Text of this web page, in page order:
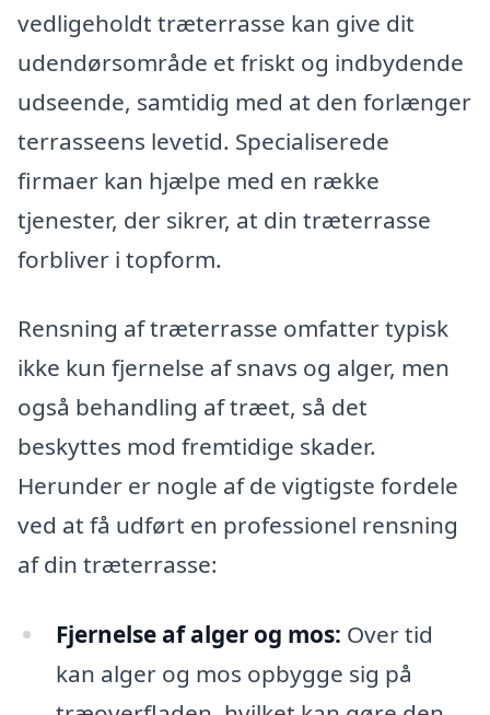
vedligeholdt træterrasse kan give dit
udendørsområde et friskt og indbydende
udseende, samtidig med at den forlænger
terrasseens levetid. Specialiserede
firmaer kan hjælpe med en række
tjenester, der sikrer, at din træterrasse
forbliver i topform.
Rensning af træterrasse omfatter typisk
ikke kun fjernelse af snavs og alger, men
også behandling af træet, så det
beskyttes mod fremtidige skader.
Herunder er nogle af de vigtigste fordele
ved at få udført en professionel rensning
af din træterrasse:
Fjernelse af alger og mos: Over tid
kan alger og mos opbygge sig på